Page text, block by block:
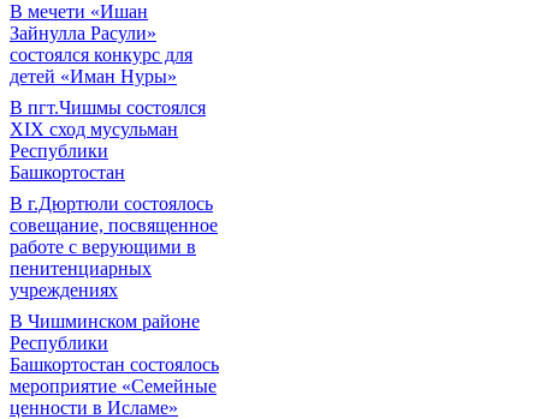
В мечети «Ишан
Зайнулла Расули»
состоялся конкурс для
детей «Иман Нуры»
В пгт.Чишмы состоялся
XIX сход мусульман
Республики
Башкортостан
В г.Дюртюли состоялось
совещание, посвященное
работе с верующими в
пенитенциарных
учреждениях
В Чишминском районе
Республики
Башкортостан состоялось
мероприятие «Семейные
ценности в Исламе»